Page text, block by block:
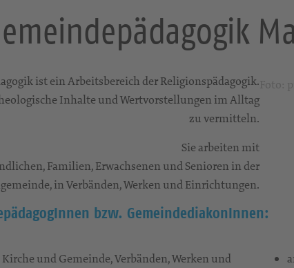
ist ein Arbeitsbereich der Religionspädagogik.
Inhalte und Wertvorstellungen im Alltag
zu vermitteln.
Sie arbeiten mit
Familien, Erwachsenen und Senioren in der
in Verbänden, Werken und Einrichtungen.
bzw. GemeindediakonInnen:
Kirche und Gemeinde, Verbänden, Werken und